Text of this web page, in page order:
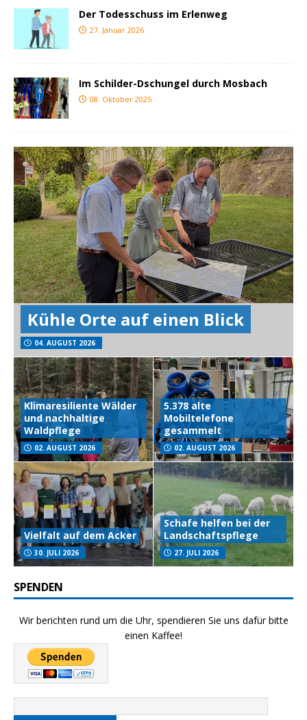
Der Todesschuss im Erlenweg
27. Januar 2026
Im Schilder-Dschungel durch Mosbach
08. Oktober 2025
Kühle Orte auf einen Blick
04. AUGUST 2026
Klimaresiliente Wälder
und nachhaltige
Waldpflege
02. AUGUST 2026
5.378 alte
Mobiltelefone
gesammelt
02. AUGUST 2026
Vielfalt auf dem Acker
30. JULI 2026
Schafe helfen bei der
Landschaftspflege
27. JULI 2026
SPENDEN
Wir berichten rund um die Uhr, spendieren Sie uns dafür bitte
einen Kaffee!